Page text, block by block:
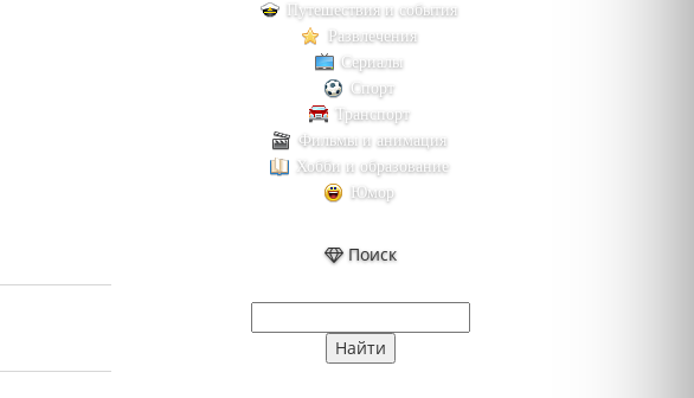
Путешествия и события
Развлечения
Сериалы
Спорт
Транспорт
Фильмы и анимация
Хобби и образование
Юмор
Поиск